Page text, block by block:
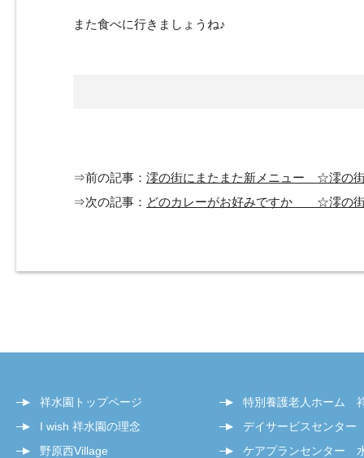
また食べに行きましょうね♪
⇒前の記事： 澪の街にまたまた新メニュー ☆澪の
⇒次の記事： どのカレーがお好みですか ☆澪の
祥水園トップページ
I wish 祥水園の理念
野原西Village
特別養護老人ホーム
デイサービスセンタ
ケアプランセンター